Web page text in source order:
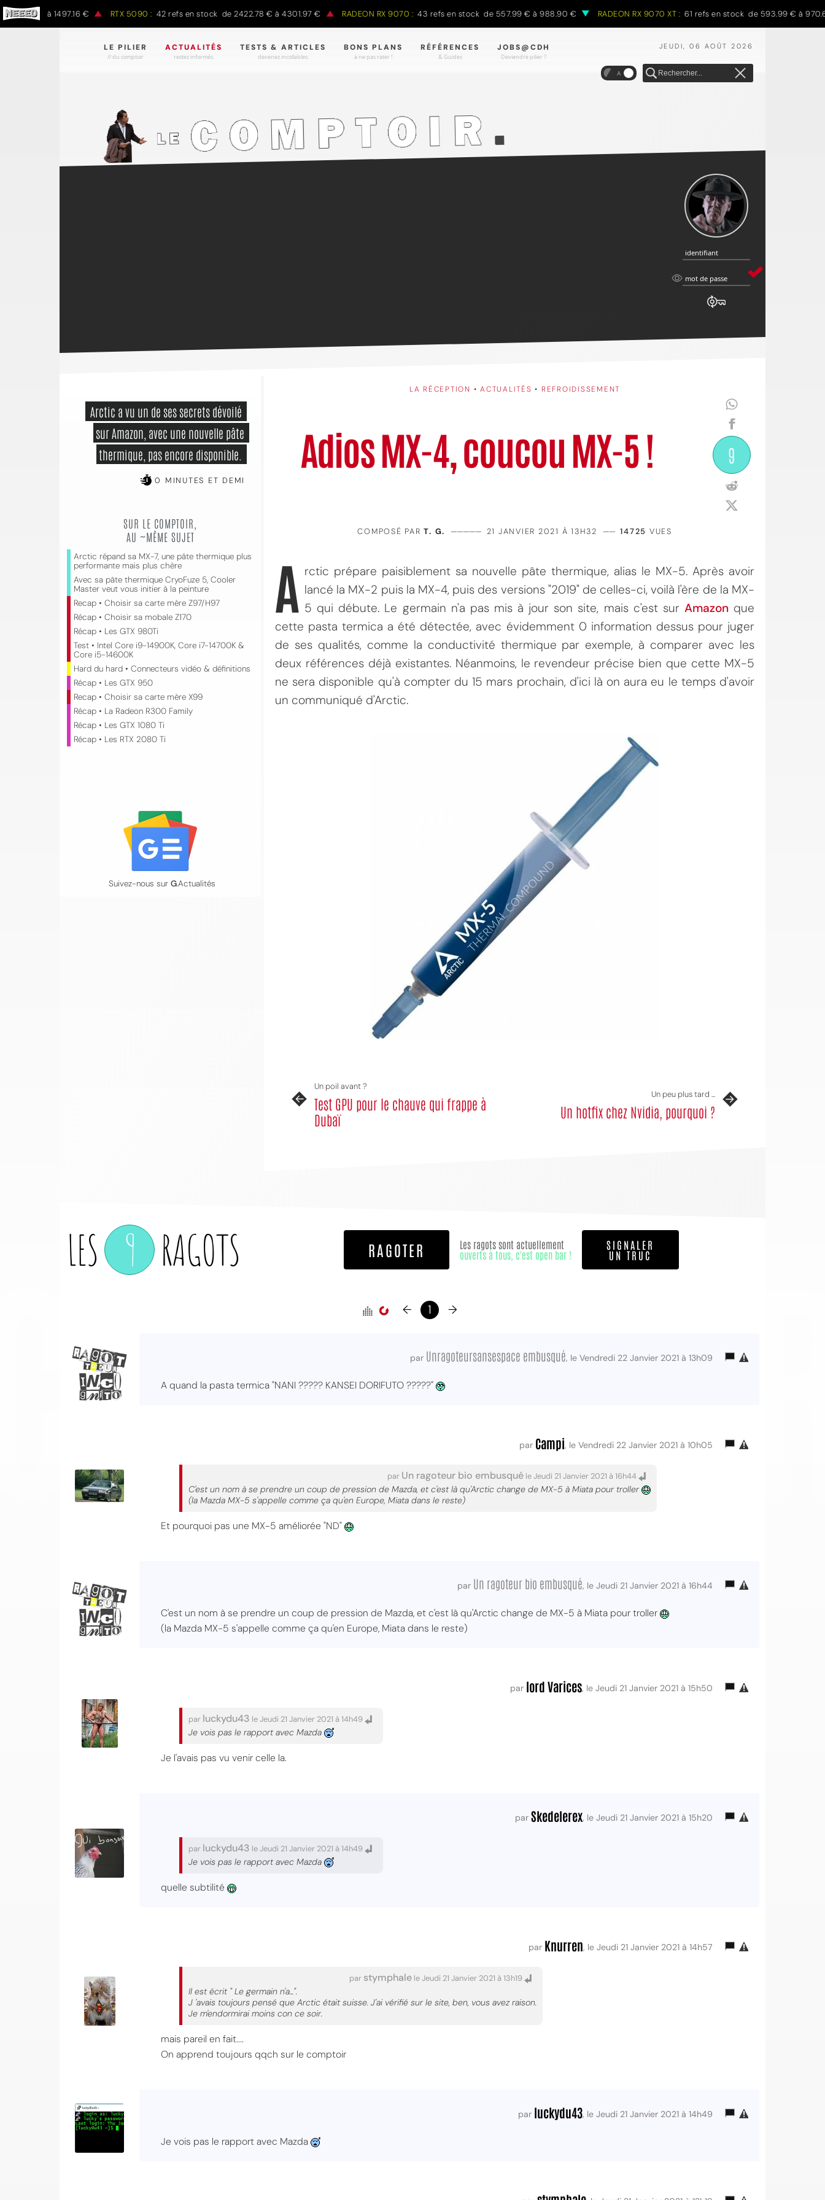
€ à 1497.16 € RTX 5090 : 42 refs en stock de 2422.78 € à 4301.97 € RADEON RX 9070 : 43 refs en stock de 557.99 € à 988.90 € RADEON RX 9070 XT : 61 refs en stock de 593.99 € à 970.68
JEUDI, 06 AOÛT 2026
LE PILIER
// du comptoir
ACTUALITÉS
restez informés.
TESTS & ARTICLES
devenez incollables.
BONS PLANS
à ne pas rater !
RÉFÉRENCES
& Guides
JOBS@CDH
Deviendre pilier ?
A
identifiant
identifiant
mot
mot de passe
LA RÉCEPTION •ACTUALITÉS • REFROIDISSEMENT
Adios MX-4, coucou MX-5 ! 9
COMPOSÉ PART. G. ————— 21 JANVIER 2021 À 13H32 —— 14725 VUES
A rctic prépare paisiblement sa nouvelle pâte thermique, alias le MX-5. Après avoir
lancé la MX-2 puis la MX-4, puis des versions "2019" de celles-ci, voilà l'ère de la MX-
5 qui débute. Le germain n'a pas mis à jour son site, mais c'est sur Amazonque
cette pasta termica a été détectée, avec évidemment 0 information dessus pour juger
de ses qualités, comme la conductivité thermique par exemple, à comparer avec les
deux références déjà existantes. Néanmoins, le revendeur précise bien que cette MX-5
ne sera disponible qu'à compter du 15 mars prochain, d'ici là on aura eu le temps d'avoir
un communiqué d'Arctic.
Un poil avant ?
Test GPU pour le chauve qui frappe à
Dubaï
Un peu plus tard ...
Un hotfix chez Nvidia, pourquoi ?
sur Amazon, avec une nouvelle pâte
thermique, pas encore disponible.
0 MINUTES ET DEMI
SUR LE COMPTOIR,
AU ~MÊME SUJET
Arctic répand sa MX-7, une pâte thermique plus
performante mais plus chère
Avec sa pâte thermique CryoFuze 5, Cooler
Master veut vous initier à la peinture
Recap • Choisir sa carte mère Z97/H97
Récap • Choisir sa mobale Z170
Récap • Les GTX 980Ti
Test • Intel Core i9-14900K, Core i7-14700K &
Core i5-14600K
Hard du hard • Connecteurs vidéo & définitions
Récap • Les GTX 950
Recap • Choisir sa carte mère X99
Récap • La Radeon R300 Family
Récap • Les GTX 1080 Ti
Récap • Les RTX 2080 Ti
Suivez-nous sur G.Actualités
LES 9 RAGOTS RAGOTER
Les ragots sont actuellement
ouverts à tous, c'est open bar !
SIGNALER
UN TRUC
← 1 →
par Unragoteursansespace embusqué, le Vendredi 22 Janvier 2021 à 13h09
A quand la pasta termica "NANI ????? KANSEI DORIFUTO ?????"
par Campi, le Vendredi 22 Janvier 2021 à 10h05
par Un ragoteur bio embusqué le Jeudi 21 Janvier 2021 à 16h44
C'est un nom à se prendre un coup de pression de Mazda, et c'est là qu'Arctic change de MX-5 à Miata pour troller
(la Mazda MX-5 s'appelle comme ça qu'en Europe, Miata dans le reste)
Et pourquoi pas une MX-5 améliorée "ND"
par Un ragoteur bio embusqué, le Jeudi 21 Janvier 2021 à 16h44
C'est un nom à se prendre un coup de pression de Mazda, et c'est là qu'Arctic change de MX-5 à Miata pour troller
(la Mazda MX-5 s'appelle comme ça qu'en Europe, Miata dans le reste)
par lord Varices, le Jeudi 21 Janvier 2021 à 15h50
par luckydu43 le Jeudi 21 Janvier 2021 à 14h49
Je vois pas le rapport avec Mazda
Je l'avais pas vu venir celle la.
par Skedelerex, le Jeudi 21 Janvier 2021 à 15h20
par luckydu43 le Jeudi 21 Janvier 2021 à 14h49
Je vois pas le rapport avec Mazda
quelle subtilité
par Knurren, le Jeudi 21 Janvier 2021 à 14h57
par stymphale le Jeudi 21 Janvier 2021 à 13h19
Il est écrit " Le germain n'a...".
J 'avais toujours pensé que Arctic était suisse. J'ai vérifié sur le site, ben, vous avez raison.
Je m'endormirai moins con ce soir.
mais pareil en fait....
On apprend toujours qqch sur le comptoir
par luckydu43, le Jeudi 21 Janvier 2021 à 14h49
Je vois pas le rapport avec Mazda